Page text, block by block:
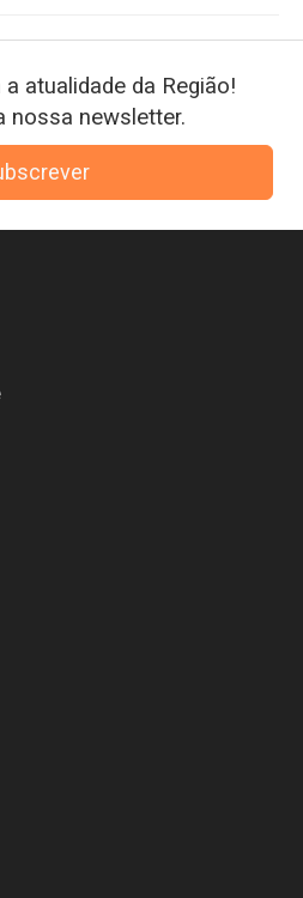
atualidade da Região!
nossa newsletter.